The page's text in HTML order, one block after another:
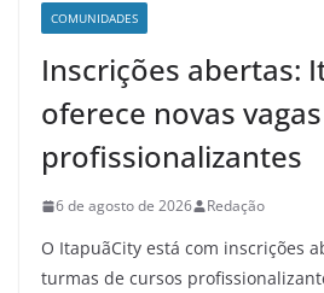
COMUNIDADES
Inscrições abertas:
oferece novas
profissionalizantes
6 de agosto de 2026 Redação
O ItapuãCity está com inscrições
turmas de cursos